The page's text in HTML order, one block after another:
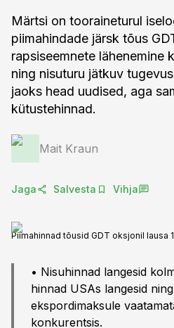
Märtsi on tooraineturul
piimahindade järsk tõus
rapsiseemnete lähenemine
ning nisuturu jätkuv
jaoks head uudised, aga
kütustehinnad.
Mait Kraun
Jaga Salvesta Vihja
Piimahinnad tõusid GDT oksjonil lausa
• Nisuhinnad langesid
hinnad USAs langesid
ekspordimaksule
konkurentsis.